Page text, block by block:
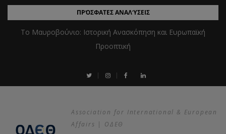
ΠΡΌΣΦΑΤΕΣ ΑΝΑΛΎΣΕΙΣ
Το Μαυροβούνιο: Ιστορική Ανασκόπηση και Ευρωπαϊκή
Προοπτική
Association for International & European
Affairs | ΟΔΕΘ